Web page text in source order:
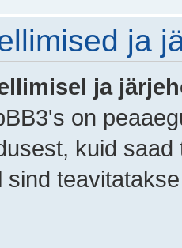
ja
ja
on
kuid
sind